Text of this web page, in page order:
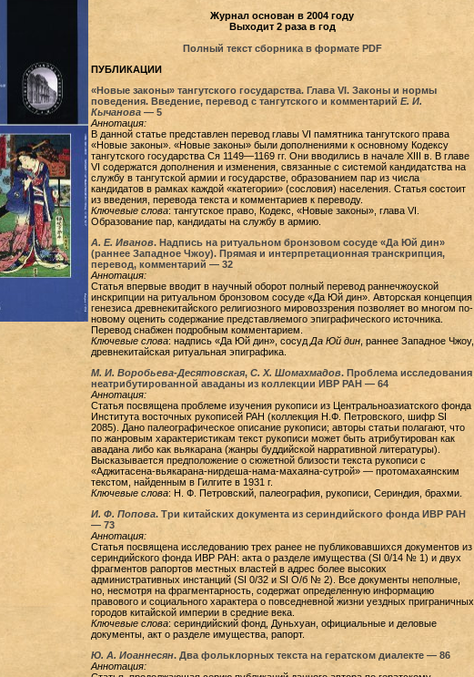
Журнал основан в 2004 году
Выходит 2 раза в год
Полный текст сборника в формате PDF
ПУБЛИКАЦИИ
«Новые законы» тангутского государства. Глава VI. Законы и нормы
поведения. Введение, перевод с тангутского и комментарий Е. И.
Кычанова — 5
Аннотация:
В данной статье представлен перевод главы VI памятника тангутского права
«Новые законы». «Новые законы» были дополнениями к основному Кодексу
тангутского государства Ся 1149—1169 гг. Они вводились в начале XIII в. В главе
VI содержатся дополнения и изменения, связанные с системой кандидатства на
службу в тангутской армии и государстве, образованием пар из числа
кандидатов в рамках каждой «категории» (сословия) населения. Статья состоит
из введения, перевода текста и комментариев к переводу.
Ключевые слова: тангутское право, Кодекс, «Новые законы», глава VI.
Образование пар, кандидаты на службу в армию.
А. Е. Иванов. Надпись на ритуальном бронзовом сосуде «Да Юй дин»
(раннее Западное Чжоу). Прямая и интерпретационная транскрипция,
перевод, комментарий — 32
Аннотация:
Статья впервые вводит в научный оборот полный перевод раннечжоуской
инскрипции на ритуальном бронзовом сосуде «Да Юй дин». Авторская концепция
генезиса древнекитайского религиозного мировоззрения позволяет во многом по-
новому оценить содержание представляемого эпиграфического источника.
Перевод снабжен подробным комментарием.
Ключевые слова: надпись «Да Юй дин», сосуд Да Юй дин, раннее Западное Чжоу,
древнекитайская ритуальная эпиграфика.
М. И. Воробьева-Десятовская, С. Х. Шомахмадов. Проблема исследования
неатрибутированной аваданы из коллекции ИВР РАН — 64
Аннотация:
Статья посвящена проблеме изучения рукописи из Центральноазиатского фонда
Института восточных рукописей РАН (коллекция Н.Ф. Петровского, шифр SI
2085). Дано палеографическое описание рукописи; авторы статьи полагают, что
по жанровым характеристикам текст рукописи может быть атрибутирован как
авадана либо как вьякарана (жанры буддийской нарративной литературы).
Высказывается предположение о сюжетной близости текста рукописи с
«Аджитасена-вьякарана-нирдеша-нама-махаяна-сутрой» — протомахаянским
текстом, найденным в Гилгите в 1931 г.
Ключевые слова: Н. Ф. Петровский, палеография, рукописи, Сериндия, брахми.
И. Ф. Попова. Три китайских документа из сериндийского фонда ИВР РАН
— 73
Аннотация:
Статья посвящена исследованию трех ранее не публиковавшихся документов из
сериндийского фонда ИВР РАН: акта о разделе имущества (SI 0/14 № 1) и двух
фрагментов рапортов местных властей в адрес более высоких
административных инстанций (SI 0/32 и SI О/б № 2). Все документы неполные,
но, несмотря на фрагментарность, содержат определенную информацию
правового и социального характера о повседневной жизни уездных приграничных
городов китайской империи в средние века.
Ключевые слова: сериндийский фонд, Дуньхуан, официальные и деловые
документы, акт о разделе имущества, рапорт.
Ю. А. Иоаннесян. Два фольклорных текста на гератском диалекте — 86
Аннотация: